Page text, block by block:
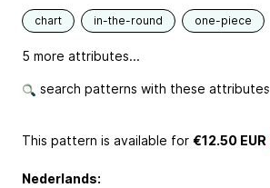
chart in-the-round one-piece
5 more attributes...
search patterns with these attributes
This pattern is available for €12.50 EUR
Nederlands: